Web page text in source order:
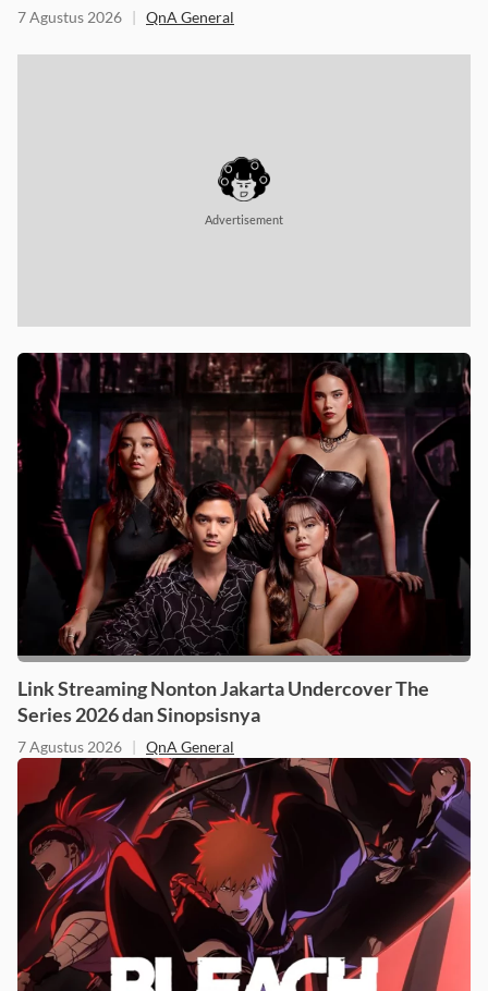
7 Agustus 2026 | QnA General
Advertisement
Link Streaming Nonton Jakarta Undercover The
Series 2026 dan Sinopsisnya
7 Agustus 2026 | QnA General